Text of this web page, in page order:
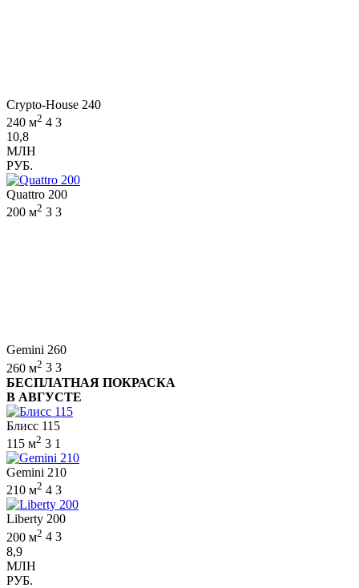
Crypto-House 240
240 м2 4 3
10,8
МЛН
РУБ.
Quattro 200
200 м2 3 3
Gemini 260
260 м2 3 3
БЕСПЛАТНАЯ ПОКРАСКА
В АВГУСТЕ
Блисс 115
115 м2 3 1
Gemini 210
210 м2 4 3
Liberty 200
200 м2 4 3
8,9
МЛН
РУБ.